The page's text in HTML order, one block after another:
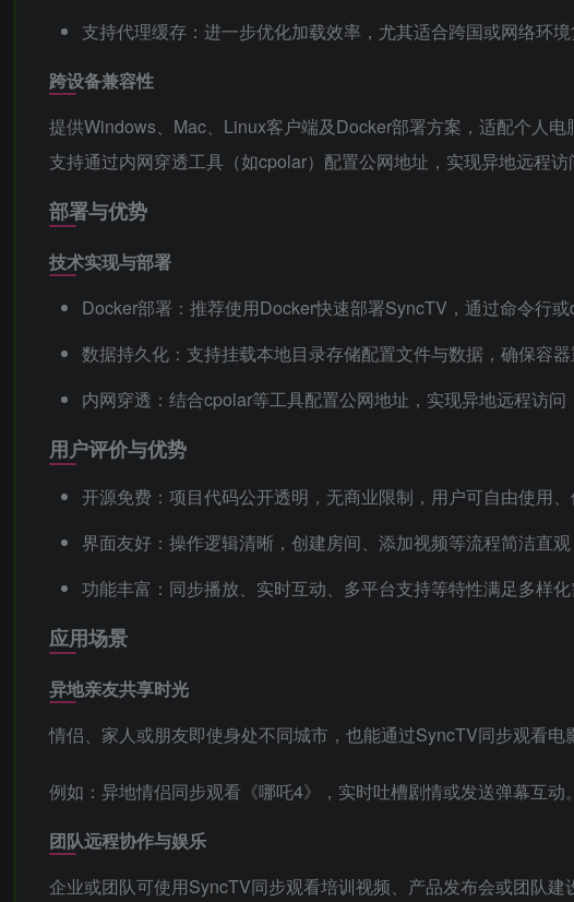
支持代理缓存：进一步优化加载效率，尤其适合跨国或网络环境
跨设备兼容性
提供Windows、Mac、Linux客户端及Docker部署方案，适配个人电
支持通过内网穿透工具（如cpolar）配置公网地址，实现异地远程访
部署与优势
技术实现与部署
Docker部署：推荐使用Docker快速部署SyncTV，通过命令行
数据持久化：支持挂载本地目录存储配置文件与数据，确保容器
内网穿透：结合cpolar等工具配置公网地址，实现异地远程访问
用户评价与优势
开源免费：项目代码公开透明，无商业限制，用户可自由使用、
界面友好：操作逻辑清晰，创建房间、添加视频等流程简洁直观
功能丰富：同步播放、实时互动、多平台支持等特性满足多样化
应用场景
异地亲友共享时光
情侣、家人或朋友即使身处不同城市，也能通过SyncTV同步观看电
例如：异地情侣同步观看《哪吒4》，实时吐槽剧情或发送弹幕互动。
团队远程协作与娱乐
企业或团队可使用SyncTV同步观看培训视频、产品发布会或团队建